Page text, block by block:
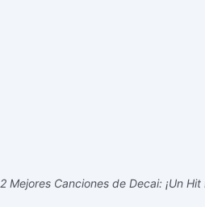
Mejores Canciones de Decai: ¡Un